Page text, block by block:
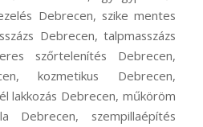
Debrecen, szike mentes
Debrecen, talpmasszázs
szőrtelenítés Debrecen,
kozmetikus Debrecen,
lakkozás Debrecen, műköröm
Debrecen, szempillaépítés